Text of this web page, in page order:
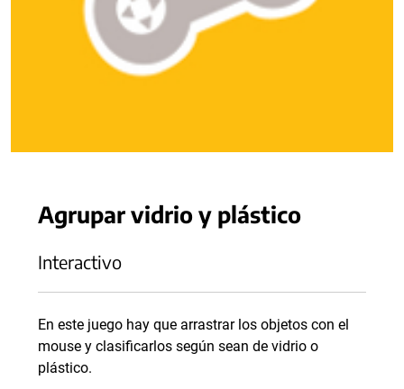
Agrupar vidrio y plástico
Interactivo
En este juego hay que arrastrar los objetos con el
mouse y clasificarlos según sean de vidrio o
plástico.